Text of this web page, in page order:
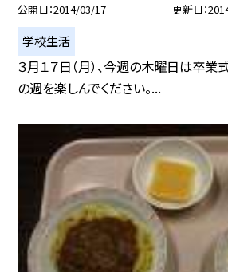
公開日 2014/03/17 更新日
学校生活
３月１７日（月）、今週の木曜日は卒業
の週を楽しんでください。...